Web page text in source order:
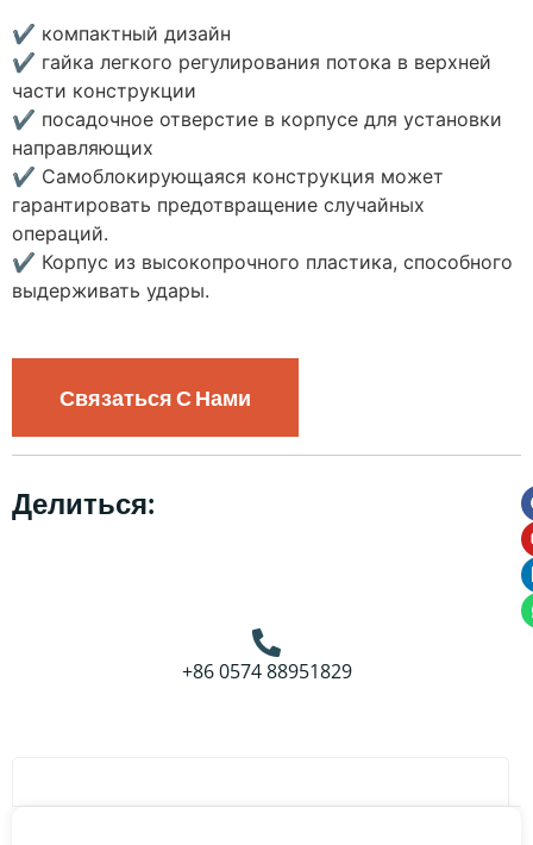
✔ компактный дизайн
✔ гайка легкого регулирования потока в верхней
части конструкции
✔ посадочное отверстие в корпусе для установки
направляющих
✔ Самоблокирующаяся конструкция может
гарантировать предотвращение случайных
операций.
✔ Корпус из высокопрочного пластика, способного
выдерживать удары.
Связаться С Нами
Делиться:
+86 0574 88951829